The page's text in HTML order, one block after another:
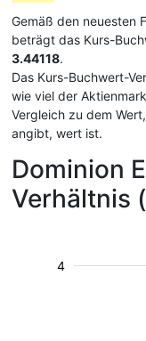
Gemäß den neuesten
beträgt das Kurs-
3.44118.
Das Kurs-Buchwert-
wie viel der
Vergleich zu dem
angibt, wert ist.
Dominion
Verhältnis
4